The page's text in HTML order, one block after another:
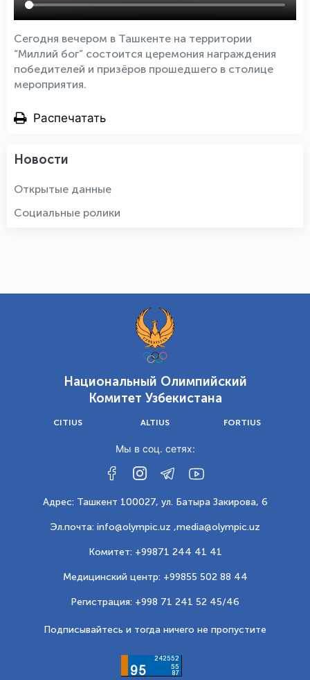
Сегодня вечером в Ташкенте на территории
“Миллий бог” состоится церемония награждения
победителей и призёров прошедшего в столице
мероприятия.
Распечатать
Новости
Открытые данные
Социальные ролики
Национальный Олимпийский
Комитет Узбекистана
CITIUS ALTIUS FORTIUS
Мы в соц. сетях:
Адрес: Ташкент 100027, ул. Батыра Закирова, 6
Эл.почта: info@olympic.uz ,media@olympic.uz
Комитет: +99871 244 41 41
Медицинский центр: +99855 502 88 44
Регистрация: +998 71 241 52 45/46
Подписывайтесь и тогда ничего не пропустите